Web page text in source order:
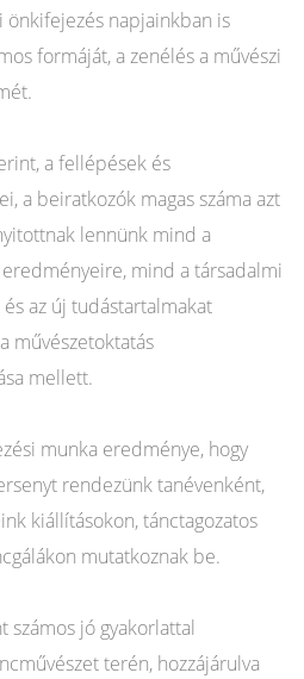
önkifejezés napjainkban is
formáját, a zenélés a művészi
a fellépések és
a beiratkozók magas száma azt
lennünk mind a
mind a társadalmi
az új tudástartalmakat
művészetoktatás
mellett.
munka eredménye, hogy
rendezünk tanévenként,
kiállításokon, tánctagozatos
mutatkoznak be.
számos jó gyakorlattal
terén, hozzájárulva